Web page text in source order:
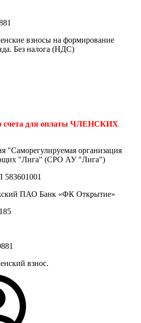
взносы на формирование
Без налога (НДС)
счета для оплаты ЧЛЕНСКИХ
"Саморегулируемая организация
"Лига" (СРО АУ "Лига")
ПАО Банк «ФК Открытие»
взнос.